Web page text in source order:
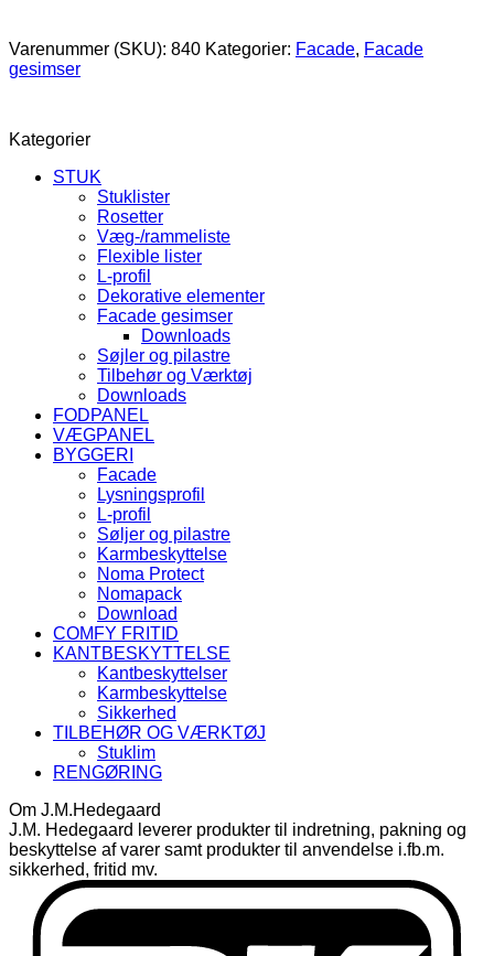
Varenummer (SKU): 840 Kategorier: Facade, Facade
gesimser
Kategorier
STUK
Stuklister
Rosetter
Væg-/rammeliste
Flexible lister
L-profil
Dekorative elementer
Facade gesimser
Downloads
Søjler og pilastre
Tilbehør og Værktøj
Downloads
FODPANEL
VÆGPANEL
BYGGERI
Facade
Lysningsprofil
L-profil
Søljer og pilastre
Karmbeskyttelse
Noma Protect
Nomapack
Download
COMFY FRITID
KANTBESKYTTELSE
Kantbeskyttelser
Karmbeskyttelse
Sikkerhed
TILBEHØR OG VÆRKTØJ
Stuklim
RENGØRING
Om J.M.Hedegaard
J.M. Hedegaard leverer produkter til indretning, pakning og
beskyttelse af varer samt produkter til anvendelse i.fb.m.
sikkerhed, fritid mv.